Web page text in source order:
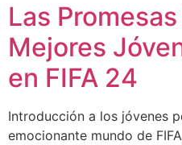
Las
Mejores
en FIFA 24
Introducción a los jóvenes
emocionante mundo de